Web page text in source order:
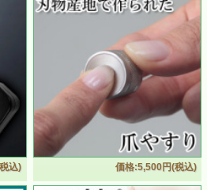
込) 価格:5,500円(税込)